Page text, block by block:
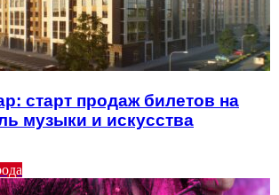
старт продаж билетов на
музыки и искусства